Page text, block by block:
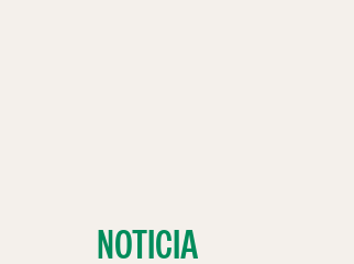
NOTICIA